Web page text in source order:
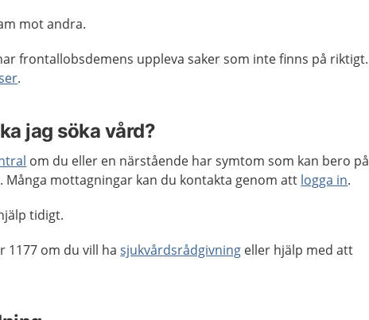
mot andra.
frontallobsdemens uppleva saker som inte finns på riktigt.
.
jag söka vård?
om du eller en närstående har symtom som kan bero på
Många mottagningar kan du kontakta genom att logga in.
tidigt.
1177 om du vill hasjukvårdsrådgivning eller hjälp med att